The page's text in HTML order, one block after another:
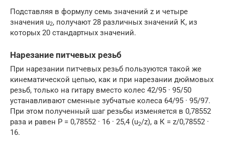
Подставляя в формулу семь значений z и четыре
значения u2, получают 28 различных значений К, из
которых 20 стандартных значений.
Нарезание питчевых резьб
При нарезании питчевых резьб пользуются такой же
кинематической цепью, как и при нарезании дюймовых
резьб, только на гитару вместо колес 42/95 · 95/50
устанавливают сменные зубчатые колеса 64/95 · 95/97.
При этом полученный шаг резьбы изменяется в 0,78552
раза и равен Р = 0,78552 · 16 · 25,4 (u2/z), а К = z/0,78552 ·
16.